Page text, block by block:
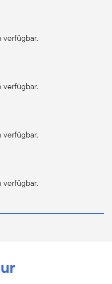
verfügbar.
verfügbar.
verfügbar.
verfügbar.